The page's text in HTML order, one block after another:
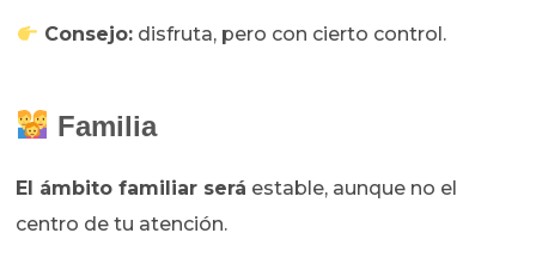
Consejo:disfruta, pero con cierto control.
Familia
El ámbito familiar será estable, aunque no el
centro de tu atención.